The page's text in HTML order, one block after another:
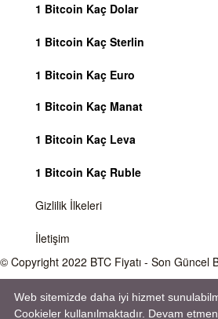
1 Bitcoin Kaç Dolar
1 Bitcoin Kaç Sterlin
1 Bitcoin Kaç Euro
1 Bitcoin Kaç Manat
1 Bitcoin Kaç Leva
1 Bitcoin Kaç Ruble
Gizlilik İlkeleri
İletişim
© Copyright 2022 BTC Fiyatı - Son Güncel
Bitcoin fiyatı sürekli olarak değişmektedir, 7 gün 24
aktiftir. Sitemiz sadece bilgilendirme amacı
Web sitemizde daha iyi hizmet
Cookieler kullanılmaktadır. Devam